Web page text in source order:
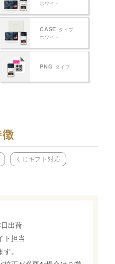
ホワイト
CASE
タイプ
ホワイト
PNG タイプ
くじギフト対応
出荷
ト担当
。